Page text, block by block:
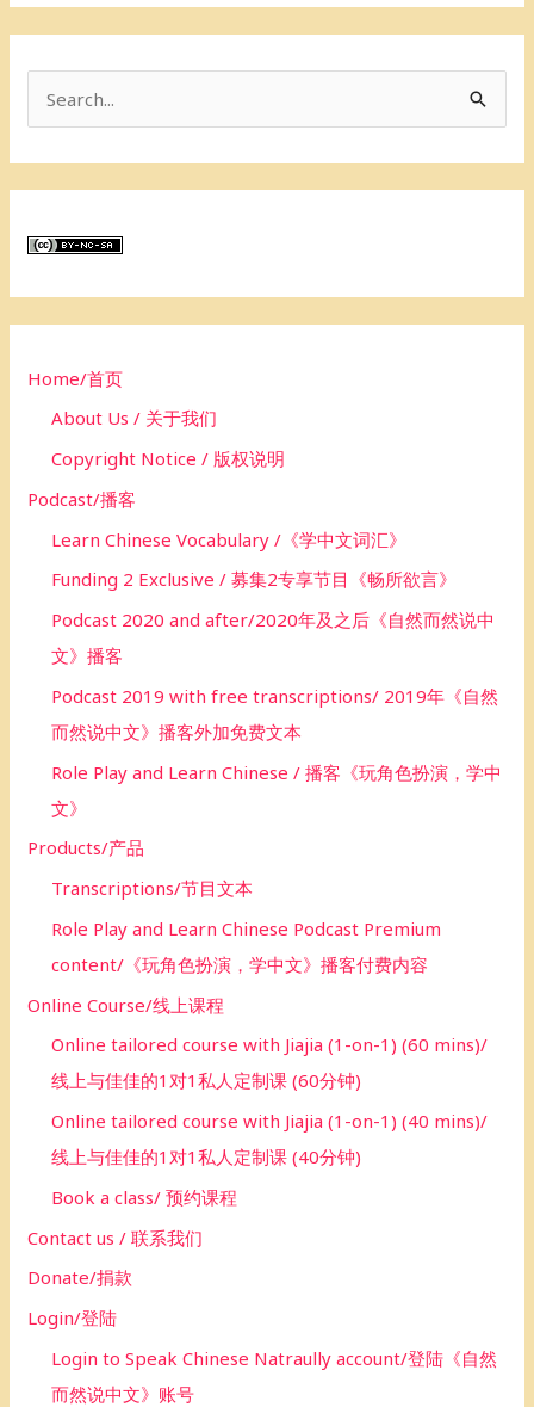
c
rHome/首页
About Us / 关于我们
Copyright Notice / 版权说明
Podcast/播客
Learn Chinese Vocabulary /《学中文词汇》
Funding 2 Exclusive / 募集2专享节目《畅所欲言》
Podcast 2020 and after/2020年及之后《自然而然说中
文》播客
Podcast 2019 with free transcriptions/ 2019年《自然
而然说中文》播客外加免费文本
Role Play and Learn Chinese / 播客《玩角色扮演，学中
文》
Products/产品
Transcriptions/节目文本
Role Play and Learn Chinese Podcast Premium
content/《玩角色扮演，学中文》播客付费内容
Online Course/线上课程
Online tailored course with Jiajia (1-on-1) (60 mins)/
线上与佳佳的1对1私人定制课 (60分钟)
Online tailored course with Jiajia (1-on-1) (40 mins)/
线上与佳佳的1对1私人定制课 (40分钟)
Book a class/ 预约课程
Contact us / 联系我们
Donate/捐款
Login/登陆
Login to Speak Chinese Natraully account/登陆《自然
而然说中文》账号